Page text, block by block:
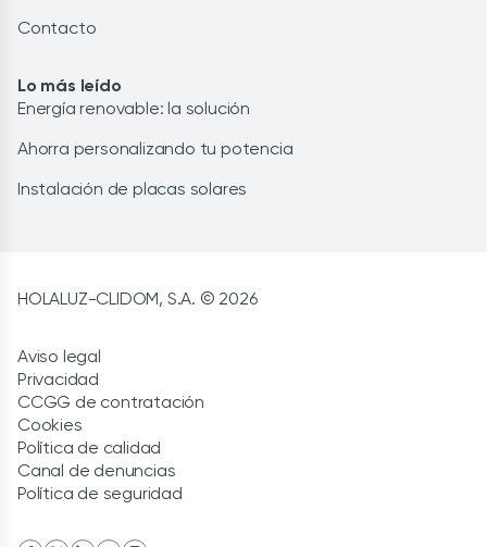
Contacto
Lo más leído
Energía renovable: la solución
Ahorra personalizando tu potencia
Instalación de placas solares
HOLALUZ-CLIDOM, S.A. © 2026
Aviso legal
Privacidad
CCGG de contratación
Cookies
Política de calidad
Canal de denuncias
Política de seguridad